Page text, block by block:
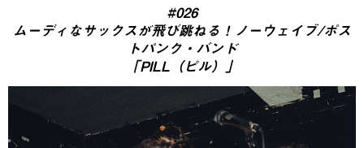
#026
ムーディなサックスが飛び跳ねる！ノーウェイブ/ポス
トパンク・バンド
「PILL（ピル）」